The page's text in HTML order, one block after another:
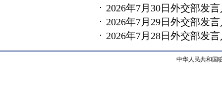
2026年7月30日外交部发
2026年7月29日外交部发
2026年7月28日外交部发
中华人民共和国